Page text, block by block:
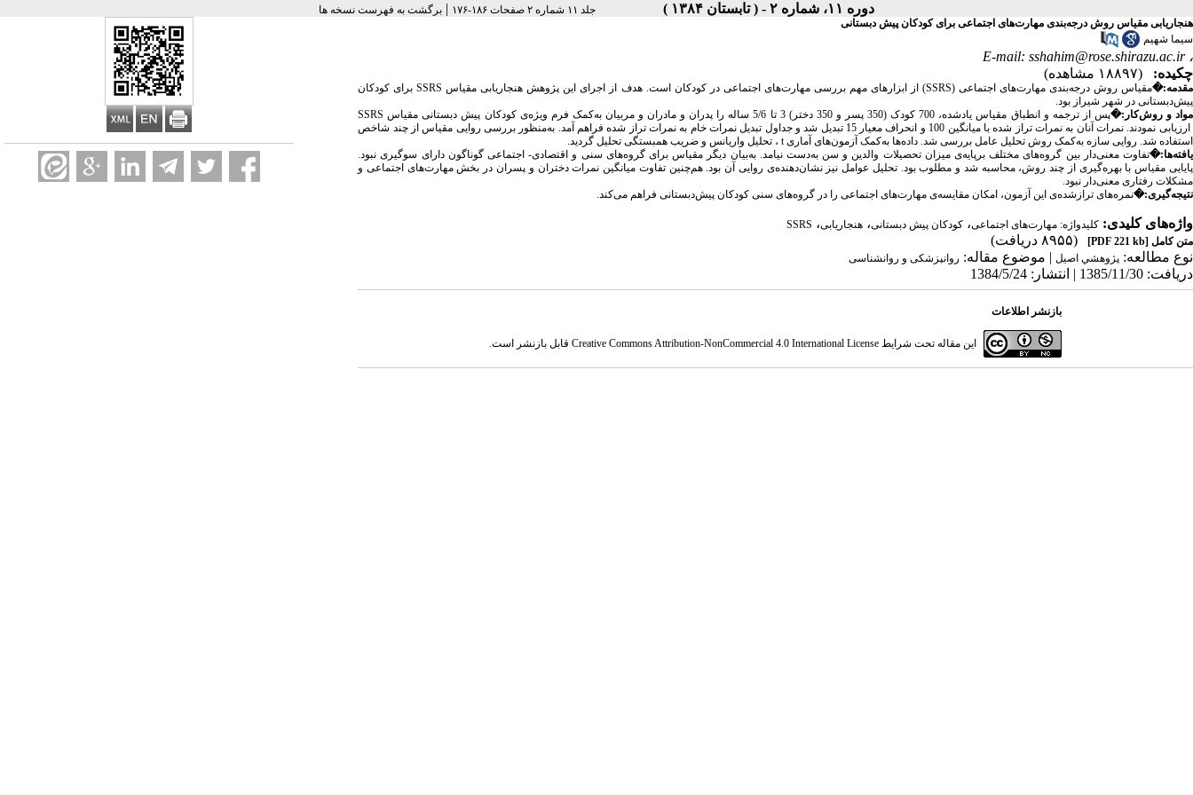
دوره ۱۱، شماره ۲ - ( تابستان ۱۳۸۴ ) جلد ۱۱ شماره ۲ صفحات ۱۸۶-۱۷۶ | برگشت به فهرست نسخه ها
هنجاریابی مقیاس روش درجه‌بندی مهارت‌های اجتماعی برای کودکان پیش دبستانی
سیما شهیم
،E-mail: sshahim@rose.shirazu.ac.ir
چکیده:
(۱۸۸۹۷ مشاهده)
مقدمه:�مقیاس روش درجه‌بندی مهارت‌های اجتماعی (SSRS) از ابزارهای مهم بررسی مهارت‌های اجتماعی در کودکان است. هدف از اجرای این پژوهش هنجاریابی مقیاس SSRS برای کودکان
پیش‌دبستانی در شهر شیراز بود.
مواد و روش‌کار:�پس از ترجمه و انطباق مقیاس یادشده، 700 کودک (350 پسر و 350 دختر) 3 تا 5/6 ساله را پدران و مادران و مربیان به‌کمک فرم ویژه‌ی کودکان پیش دبستانی مقیاس
SSRS
ارزیابی نمودند. نمرات آنان به نمرات تراز شده با میانگین 100 و انحراف معیار 15 تبدیل شد و جداول تبدیل نمرات خام به نمرات تراز شده فراهم آمد. به‌منظور بررسی روایی مقیاس از چند شاخص
استفاده شد. روایی سازه به‌کمک روش تحلیل عامل بررسی شد. داده‌ها به‌کمک آزمون‌های آماریt ، تحلیل واریانس و ضریب همبستگی تحلیل گردید.
یافته‌ها:�تفاوت معنی‌دار بین گروه‌های مختلف برپایه‌ی میزان تحصیلات والدین و سن به‌دست نیامد. به‌بیان دیگر مقیاس برای گروه‌های سنی و اقتصادی- اجتماعی گوناگون دارای سوگیری نبود.
پایایی مقیاس با بهره‌گیری از چند روش، محاسبه شد و مطلوب بود. تحلیل عوامل نیز نشان‌دهنده‌ی روایی آن بود. هم‌چنین تفاوت میانگین نمرات دختران و پسران در بخش مهارت‌های اجتماعی و
مشکلات رفتاری معنی‌دار نبود.
نتیجه‌گیری:�نمره‌های ترازشده‌ی این آزمون، امکان مقایسه‌ی مهارت‌های اجتماعی را در گروه‌های سنی کودکان پیش‌دبستانی فراهم می‌کند.
واژه‌های کلیدی: کلیدواژه: مهارت‌های اجتماعی، کودکان پیش دبستانی، هنجاریابی، SSRS
متن کامل [PDF 221 kb]
(۸۹۵۵ دریافت)
نوع مطالعه: پژوهشي اصيل | موضوع مقاله: روانپزشکی و روانشناسی
دریافت: 1385/11/30 | انتشار: 1384/5/24
بازنشر اطلاعات
این مقاله تحت شرایط Creative Commons Attribution-NonCommercial 4.0 International Licenseقابل بازنشر است.